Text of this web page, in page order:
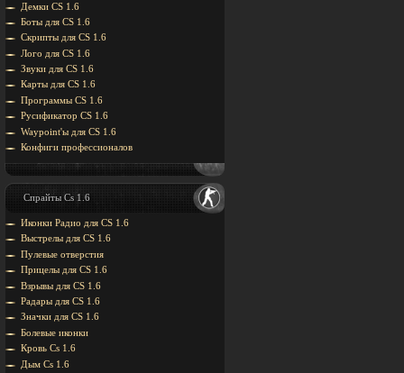
Демки CS 1.6
Боты для CS 1.6
Скрипты для CS 1.6
Лого для CS 1.6
Звуки для CS 1.6
Карты для CS 1.6
Программы CS 1.6
Русификатор CS 1.6
Waypoint'ы для CS 1.6
Конфиги профессионалов
Спрайты Cs 1.6
Иконки Радио для CS 1.6
Выстрелы для CS 1.6
Пулевые отверстия
Прицелы для CS 1.6
Взрывы для CS 1.6
Радары для CS 1.6
Значки для CS 1.6
Болевые иконки
Кровь Cs 1.6
Дым Cs 1.6